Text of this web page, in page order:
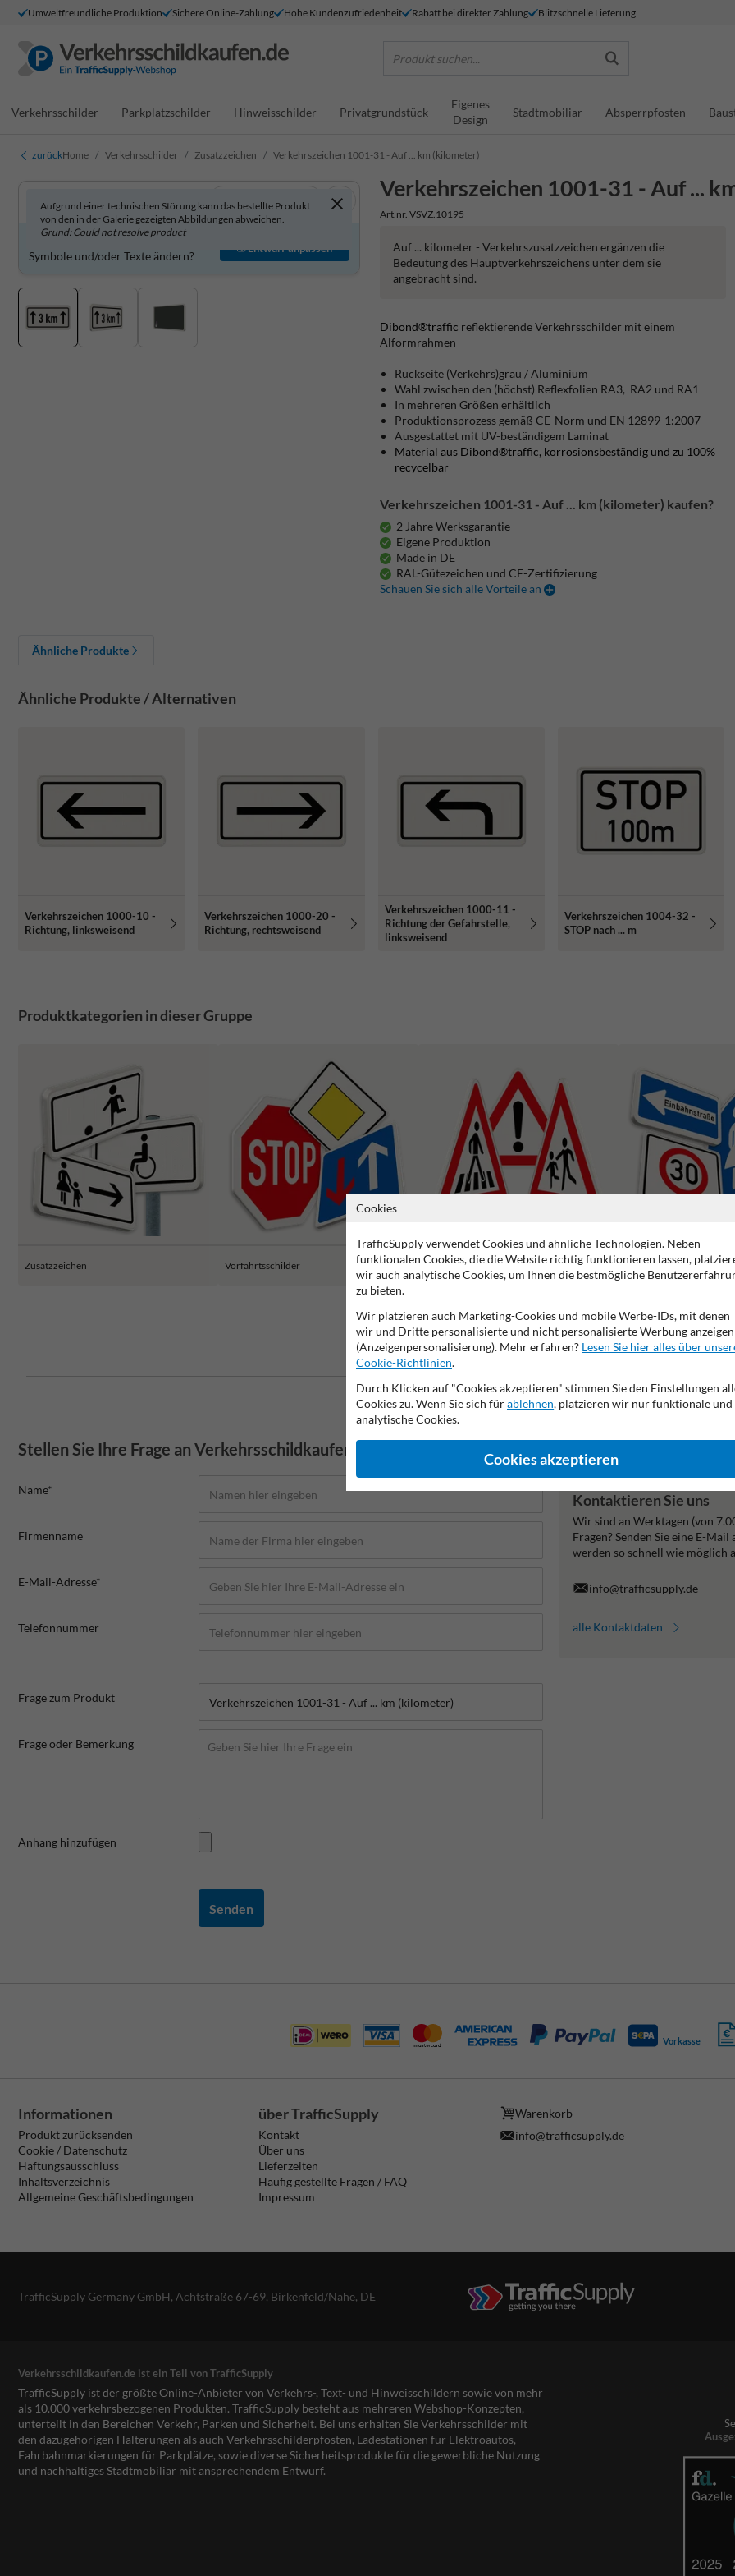
Umweltfreundliche Produktion Sichere Online-Zahlung Hohe Kundenzufriedenheit Rabatt bei direkter Zahlung Blitzschnelle Lieferung
Produkt suchen...
Verkehrsschilder Parkplatzschilder Hinweisschilder Privatgrundstück
Eigenes
Design
Stadtmobiliar Absperrpfosten
zurückHome Verkehrsschilder Zusatzzeichen Verkehrszeichen 1001-31 - Auf ... km (kilometer)
Verkehrszeichen 1001-31 - Auf ...
Art.nr. VSVZ.10195
Aufgrund einer technischen Störung kann das bestellte Produkt
von den in der Galerie gezeigten Abbildungen abweichen.
Grund: Could not resolve product
In 3D anzeigen
Produkt individuell gestalten?
Symbole und/oder Texte ändern?
Entwurf anpassen
Auf ... kilometer - Verkehrszusatzzeichen ergänzen die
Bedeutung des Hauptverkehrszeichens unter dem sie
angebracht sind.
Dibond®traffic reflektierende Verkehrsschilder mit einem
Alformrahmen
Rückseite (Verkehrs)grau / Aluminium
Wahl zwischen den (höchst) Reflexfolien RA3, RA2 und RA1
In mehreren Größen erhältlich
Produktionsprozess gemäß CE-Norm und EN 12899-1:2007
Ausgestattet mit UV-beständigem Laminat
Material aus Dibond®traffic, korrosionsbeständig und zu 100%
recycelbar
Verkehrszeichen 1001-31 - Auf ... km (kilometer) kaufen?
2 Jahre Werksgarantie
Eigene Produktion
Made in DE
RAL-Gütezeichen und CE-Zertifizierung
Schauen Sie sich alle Vorteile an
Ähnliche Produkte
Ähnliche Produkte / Alternativen
Verkehrszeichen 1000-10 -
Richtung, linksweisend
Verkehrszeichen 1000-20 -
Richtung, rechtsweisend
Verkehrszeichen 1000-11 -
Richtung der Gefahrstelle,
linksweisend
Verkehrszeichen 1004-32 -
STOP nach ... m
Produktkategorien in dieser Gruppe
Zusatzzeichen Vorfahrtsschilder Gefahrenzeichen Vorschriftszeichen
Stellen Sie Ihre Frage an Verkehrsschildkaufen.de
Name*
Firmenname
E-Mail-Adresse*
Telefonnummer
Frage zum Produkt
Frage oder Bemerkung
Anhang hinzufügen
Senden
Kontaktieren Sie uns
Wir sind an Werktagen (von
Fragen? Senden Sie eine E-Mail
werden so schnell wie möglich
info@trafficsupply.de
alle Kontaktdaten
Vorkasse
Informationen
Produkt zurücksenden
Cookie / Datenschutz
Haftungsausschluss
Inhaltsverzeichnis
Allgemeine Geschäftsbedingungen
über TrafficSupply
Kontakt
Über uns
Lieferzeiten
Häufig gestellte Fragen / FAQ
Impressum
Warenkorb
info@trafficsupply.de
TrafficSupply Germany GmbH, Achtstraße 67-69, Birkenfeld/Nahe, DE
Verkehrsschildkaufen.de ist ein Teil von TrafficSupply
TrafficSupply ist der größte Online-Anbieter von Verkehrs-, Text- und Hinweisschildern sowie von mehr
als 10.000 verkehrsbezogenen Produkten. TrafficSupply besteht aus mehreren Webshop-Konzepten,
unterteilt in den Bereichen Verkehr, Parken und Sicherheit. Bei uns erhalten Sie Verkehrsschilder mit
den dazugehörigen Halterungen als auch Verkehrsschilderpfosten, Ladestationen für Elektroautos,
Fahrbahnmarkierungen für Parkplätze, sowie diverse Sicherheitsprodukte für die gewerbliche Nutzung
und nachhaltiges Stadtmobiliar mit ansprechendem Entwurf.
Cookies
TrafficSupply verwendet Cookies und ähnliche Technologien. Neben
funktionalen Cookies, die die Website richtig funktionieren lassen,
wir auch analytische Cookies, um Ihnen die bestmögliche
zu bieten.
Wir platzieren auch Marketing-Cookies und mobile Werbe-IDs, mit denen
wir und Dritte personalisierte und nicht personalisierte Werbung anzeigen
(Anzeigenpersonalisierung). Mehr erfahren? Lesen Sie hier alles über
Cookie-Richtlinien.
Durch Klicken auf "Cookies akzeptieren" stimmen Sie den Einstellungen
Cookies zu. Wenn Sie sich fürablehnen, platzieren wir nur funktionale und
analytische Cookies.
Cookies akzeptieren